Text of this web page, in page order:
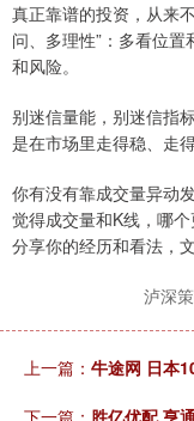
真正靠谱的投资，从来
问、多理性”：多看位
和风险。
别迷信量能，别迷信指
是在市场里走得稳、走
你有没有靠成交量异动
觉得成交量和K线，哪
分享你的经历和看法，文
泸深
上一篇： 牛途网 日本